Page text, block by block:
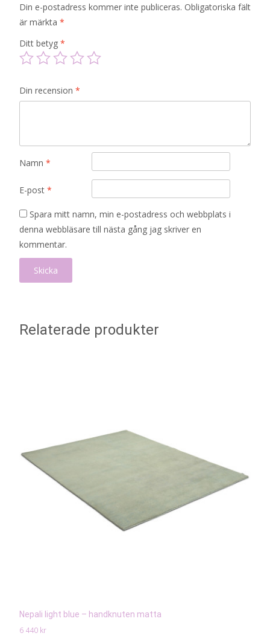
Din e-postadress kommer inte publiceras. Obligatoriska fält
är märkta *
Ditt betyg *
Din recension *
Namn *
E-post *
Spara mitt namn, min e-postadress och webbplats i
denna webbläsare till nästa gång jag skriver en
kommentar.
Relaterade produkter
Nepali light blue – handknuten matta
6 440 kr